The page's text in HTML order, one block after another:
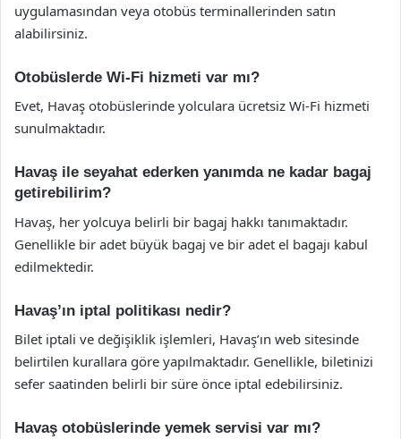
uygulamasından veya otobüs terminallerinden satın
alabilirsiniz.
Otobüslerde Wi-Fi hizmeti var mı?
Evet, Havaş otobüslerinde yolculara ücretsiz Wi-Fi hizmeti
sunulmaktadır.
Havaş ile seyahat ederken yanımda ne kadar bagaj
getirebilirim?
Havaş, her yolcuya belirli bir bagaj hakkı tanımaktadır.
Genellikle bir adet büyük bagaj ve bir adet el bagajı kabul
edilmektedir.
Havaş’ın iptal politikası nedir?
Bilet iptali ve değişiklik işlemleri, Havaş’ın web sitesinde
belirtilen kurallara göre yapılmaktadır. Genellikle, biletinizi
sefer saatinden belirli bir süre önce iptal edebilirsiniz.
Havaş otobüslerinde yemek servisi var mı?